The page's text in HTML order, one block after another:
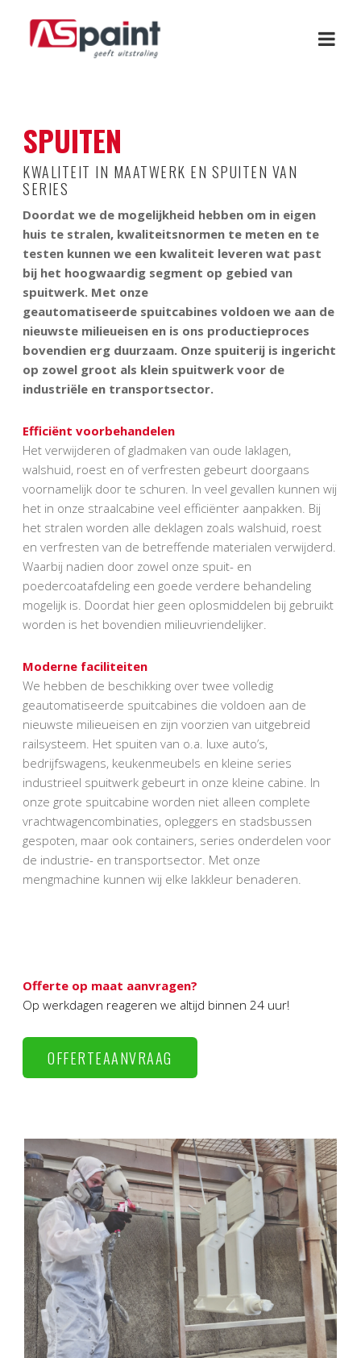
SPUITEN
KWALITEIT IN MAATWERK EN SPUITEN VAN
SERIES
Doordat we de mogelijkheid hebben om in eigen
huis te stralen, kwaliteitsnormen te meten en te
testen kunnen we een kwaliteit leveren wat past
bij het hoogwaardig segment op gebied van
spuitwerk. Met onze
geautomatiseerde spuitcabines voldoen we aan de
nieuwste milieueisen en is ons productieproces
bovendien erg duurzaam. Onze spuiterij is ingericht
op zowel groot als klein spuitwerk voor de
industriële en transportsector.
Efficiënt voorbehandelen
Het verwijderen of gladmaken van oude laklagen,
walshuid, roest en of verfresten gebeurt doorgaans
voornamelijk door te schuren. In veel gevallen kunnen wij
het in onze straalcabine veel efficiënter aanpakken. Bij
het stralen worden alle deklagen zoals walshuid, roest
en verfresten van de betreffende materialen verwijderd.
Waarbij nadien door zowel onze spuit- en
poedercoatafdeling een goede verdere behandeling
mogelijk is. Doordat hier geen oplosmiddelen bij gebruikt
worden is het bovendien milieuvriendelijker.
Moderne faciliteiten
We hebben de beschikking over twee volledig
geautomatiseerde spuitcabines die voldoen aan de
nieuwste milieueisen en zijn voorzien van uitgebreid
railsysteem. Het spuiten van o.a. luxe auto’s,
bedrijfswagens, keukenmeubels en kleine series
industrieel spuitwerk gebeurt in onze kleine cabine. In
onze grote spuitcabine worden niet alleen complete
vrachtwagencombinaties, opleggers en stadsbussen
gespoten, maar ook containers, series onderdelen voor
de industrie- en transportsector. Met onze
mengmachine kunnen wij elke lakkleur benaderen.
Offerte op maat aanvragen?
Op werkdagen reageren we altijd binnen 24 uur!
OFFERTEAANVRAAG